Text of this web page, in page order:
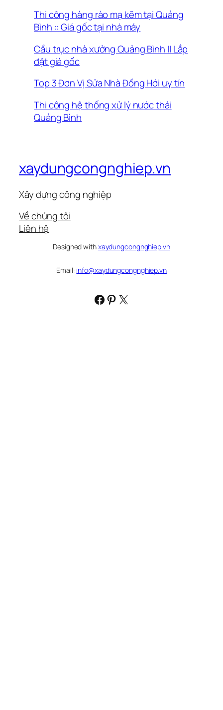
Thi công hàng rào mạ kẽm tại Quảng
Bình :: Giá gốc tại nhà máy
Cầu trục nhà xưởng Quảng Bình || Lắp
đặt giá gốc
Top 3 Đơn Vị Sửa Nhà Đồng Hới uy tín
Thi công hệ thống xử lý nước thải
Quảng Bình
xaydungcongnghiep.vn
Xây dựng công nghiệp
Về chúng tôi
Liên hệ
Designed withxaydungcongnghiep.vn
Email: info@xaydungcongnghiep.vn
Facebook
Pinterest
X